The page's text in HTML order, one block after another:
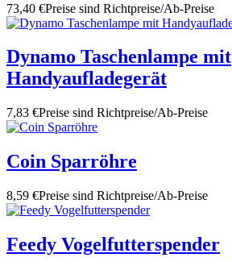
73,40 €Preise sind Richtpreise/Ab-Preise
Dynamo Taschenlampe mit
Handyaufladegerät
7,83 €Preise sind Richtpreise/Ab-Preise
Coin Sparröhre
8,59 €Preise sind Richtpreise/Ab-Preise
Feedy Vogelfutterspender